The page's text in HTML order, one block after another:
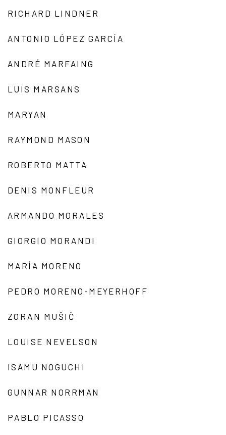
RICHARD LINDNER
ANTONIO LÓPEZ GARCÍA
ANDRÉ MARFAING
LUIS MARSANS
MARYAN
RAYMOND MASON
ROBERTO MATTA
DENIS MONFLEUR
ARMANDO MORALES
GIORGIO MORANDI
MARÍA MORENO
PEDRO MORENO-MEYERHOFF
ZORAN MUŠIČ
LOUISE NEVELSON
ISAMU NOGUCHI
GUNNAR NORRMAN
PABLO PICASSO